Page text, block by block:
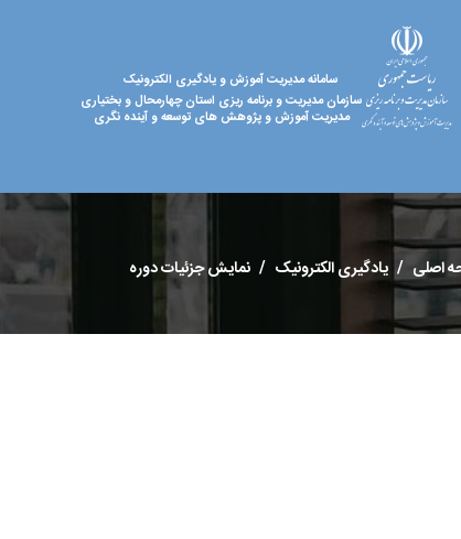
سامانه مدیریت آموزش و یادگیری الکترونیک
سازمان مدیریت و برنامه ریزی استان چهارمحال و بختیاری
مدیریت آموزش و پژوهش های توسعه و آینده نگری
اصلی یادگیری الکترونیک نمایش جزئیات دوره